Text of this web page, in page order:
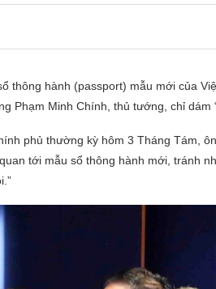
thông hành (passport) mẫu mới của
Phạm Minh Chính, thủ tướng, chỉ dám
phủ thường kỳ hôm 3 Tháng Tám,
tới mẫu sổ thông hành mới, tránh